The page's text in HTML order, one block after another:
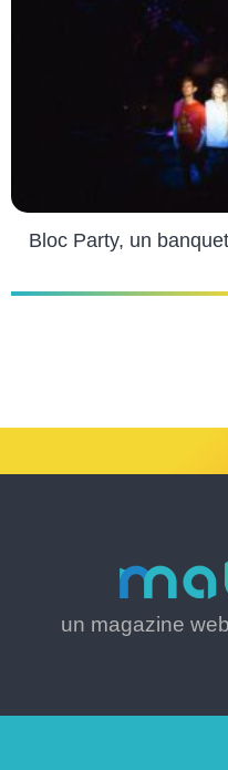
Bloc Party, un
un magazine